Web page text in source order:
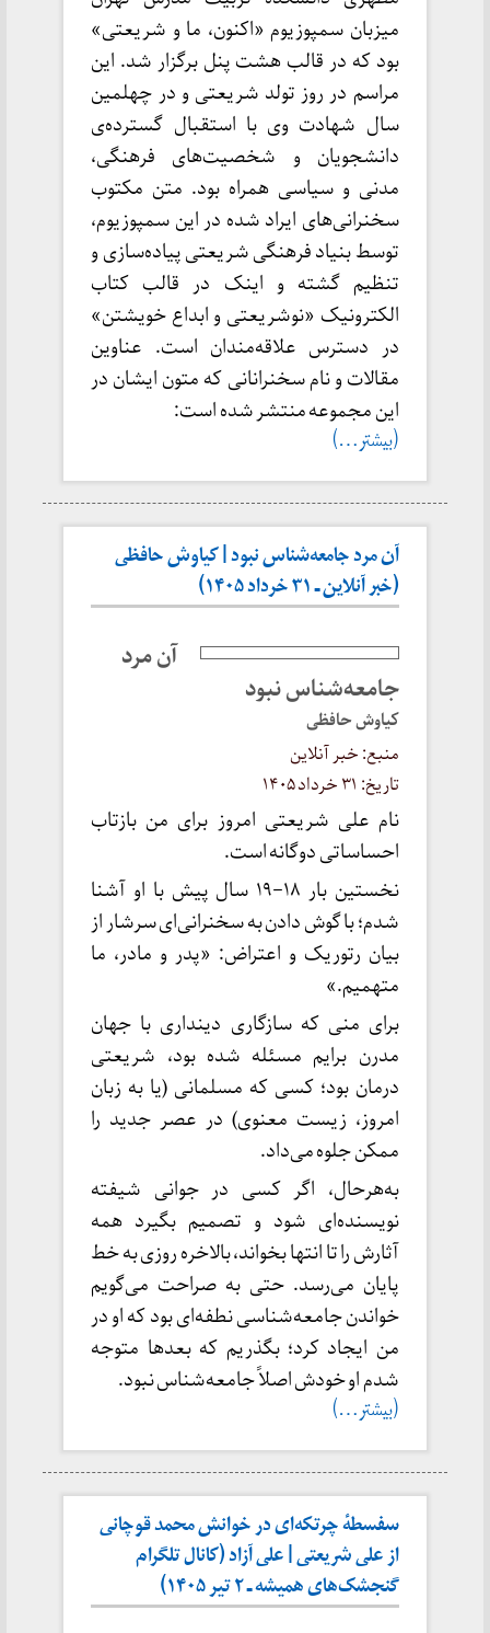
میزبان سمپوزیوم «اکنون، ما و شریعتی»
بود که در قالب هشت پنل برگزار شد. این
مراسم در روز تولد شریعتی و در چهلمین
سال شهادت وی با استقبال گسترده‌ی
دانشجویان و شخصیت‌های فرهنگی،
مدنی و سیاسی همراه بود. متن مکتوب
سخنرانی‌های ایراد شده در این سمپوزیوم،
توسط بنیاد فرهنگی شریعتی پیاده‌سازی و
تنظیم گشته و اینک در قالب کتاب
الکترونیک «نوشریعتی و ابداع خویشتن»
در دسترس علاقه‌مندان است. عناوین
مقالات و نام سخنرانانی که متون ایشان در
این مجموعه منتشر شده است:
(بیشتر…)
آن مرد جامعه‌شناس نبود | کیاوش حافظی
(خبر آنلاین ـ ۳۱ خرداد ۱۴۰۵)
آن مرد
جامعه‌شناس نبود
کیاوش حافظی
منبع: خبر آنلاین
تاریخ: ۳۱ خرداد ۱۴۰۵
نام علی شریعتی امروز برای من بازتاب
احساساتی دوگانه است.
نخستین بار ۱۸–۱۹ سال پیش با او آشنا
شدم؛ با گوش دادن به سخنرانی‌ای سرشار از
بیان رتوریک و اعتراض: «پدر و مادر، ما
متهمیم.»
برای منی که سازگاری دینداری با جهان
مدرن برایم مسئله شده بود، شریعتی
درمان بود؛ کسی که مسلمانی (یا به زبان
امروز، زیست معنوی) در عصر جدید را
ممکن جلوه می‌داد.
به‌هرحال، اگر کسی در جوانی شیفته
نویسنده‌ای شود و تصمیم بگیرد همه
آثارش را تا انتها بخواند، بالاخره روزی به خط
پایان می‌رسد. حتی به صراحت می‌گویم
خواندن جامعه‌شناسی نطفه‌ای بود که او در
من ایجاد کرد؛ بگذریم که بعدها متوجه
شدم او خودش اصلاً جامعه‌شناس نبود.
(بیشتر…)
سفسطهٔ چرتکه‌ای در خوانش محمد قوچانی
از علی شریعتی | علی آزاد (کانال تلگرام
گنجشک‌های همیشه ـ ۲ تیر ۱۴۰۵)